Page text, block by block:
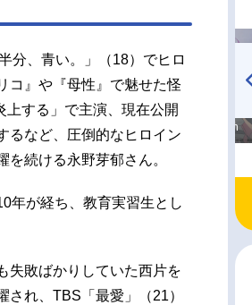
分、青い。」（18）でヒロ
コ』や『母性』で魅せた怪
する」で主演、現在公開
るなど、圧倒的なヒロイン
続ける永野芽郁さん。
年が経ち、教育実習生とし
失敗ばかりしていた西片を
れ、TBS「最愛」（21）
ぷの気持ち
トタイムズ
TVアニメ『戦隊大失格』
radio 大直会 2nd season